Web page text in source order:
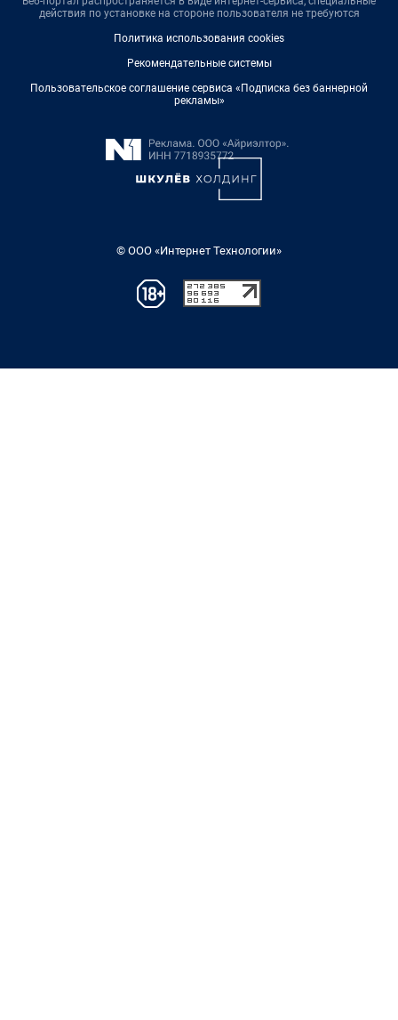
действия по установке на стороне пользователя не требуются
Политика использования cookies
Рекомендательные системы
Пользовательское соглашение сервиса «Подписка без баннерной
рекламы»
© ООО «Интернет Технологии»